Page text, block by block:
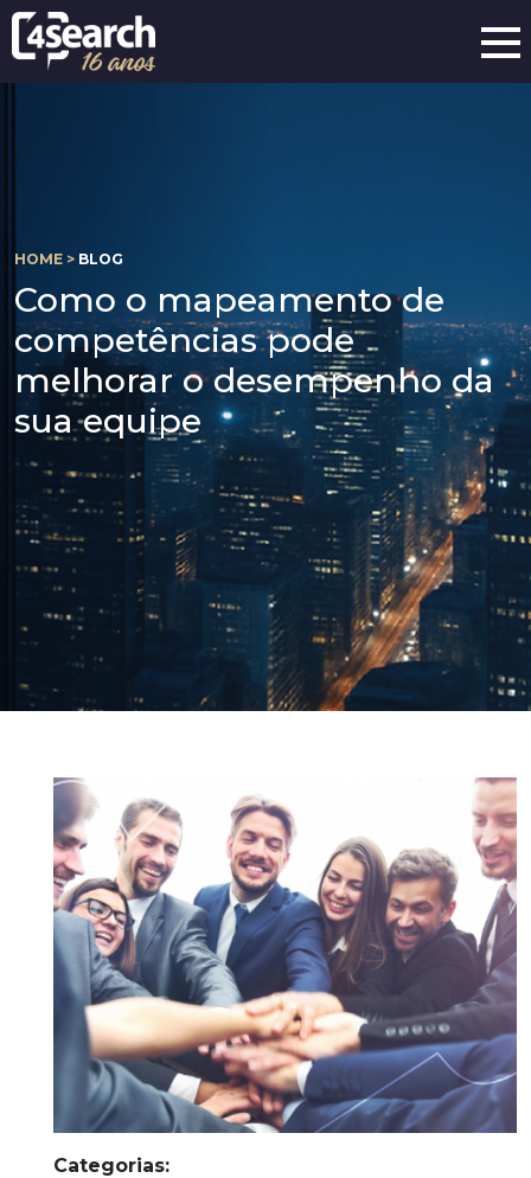
HOME > BLOG
Como o mapeamento de
competências pode
melhorar o desempenho da
sua equipe
Categorias: